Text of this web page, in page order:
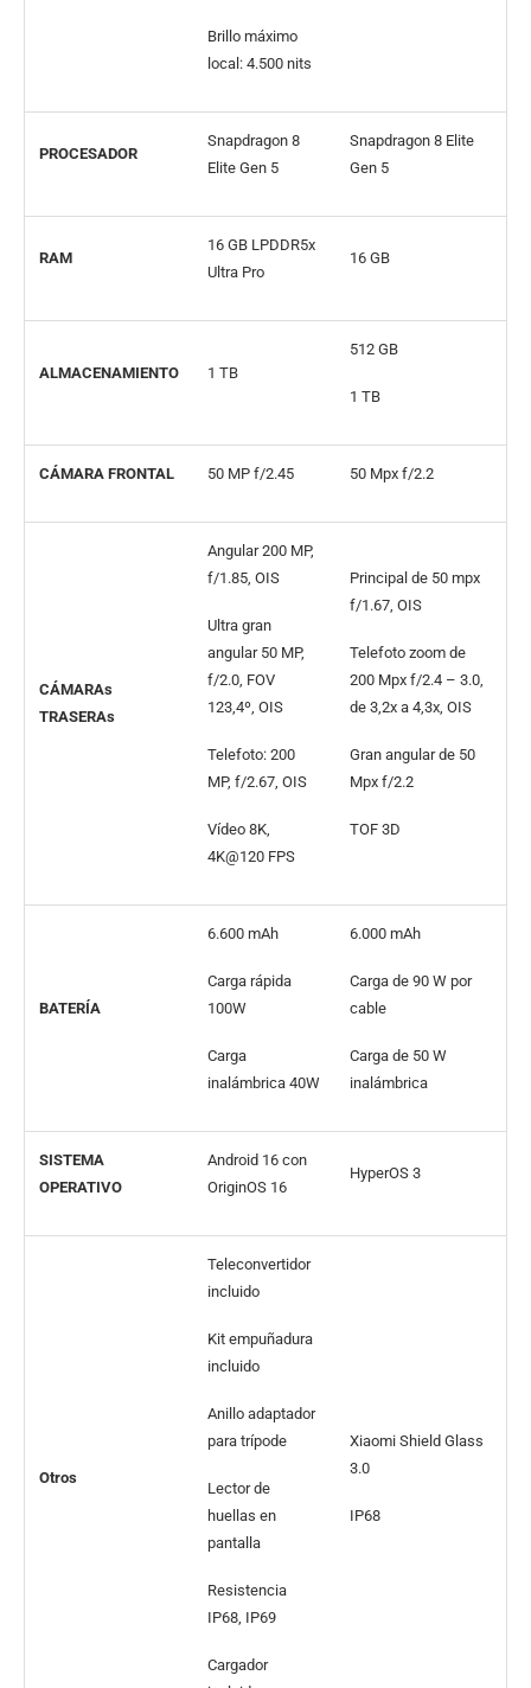
Brillo máximo
local: 4.500 nits
PROCESADOR
Snapdragon 8
Elite Gen 5
Snapdragon 8 Elite
Gen 5
RAM
16 GB LPDDR5x
Ultra Pro
16 GB
ALMACENAMIENTO 1 TB
512 GB
1 TB
CÁMARA FRONTAL 50 MP f/2.45 50 Mpx f/2.2
CÁMARAs
TRASERAs
Angular 200 MP,
f/1.85, OIS
Ultra gran
angular 50 MP,
f/2.0, FOV
123,4º, OIS
Telefoto: 200
MP, f/2.67, OIS
Vídeo 8K,
4K@120 FPS
Principal de 50 mpx
f/1.67, OIS
Telefoto zoom de
200 Mpx f/2.4 – 3.0,
de 3,2x a 4,3x, OIS
Gran angular de 50
Mpx f/2.2
TOF 3D
BATERÍA
6.600 mAh
Carga rápida
100W
Carga
inalámbrica 40W
6.000 mAh
Carga de 90 W por
cable
Carga de 50 W
inalámbrica
SISTEMA
OPERATIVO
Android 16 con
OriginOS 16
HyperOS 3
Otros
Teleconvertidor
incluido
Kit empuñadura
incluido
Anillo adaptador
para trípode
Lector de
huellas en
pantalla
Resistencia
IP68, IP69
Cargador
Xiaomi Shield Glass
3.0
IP68